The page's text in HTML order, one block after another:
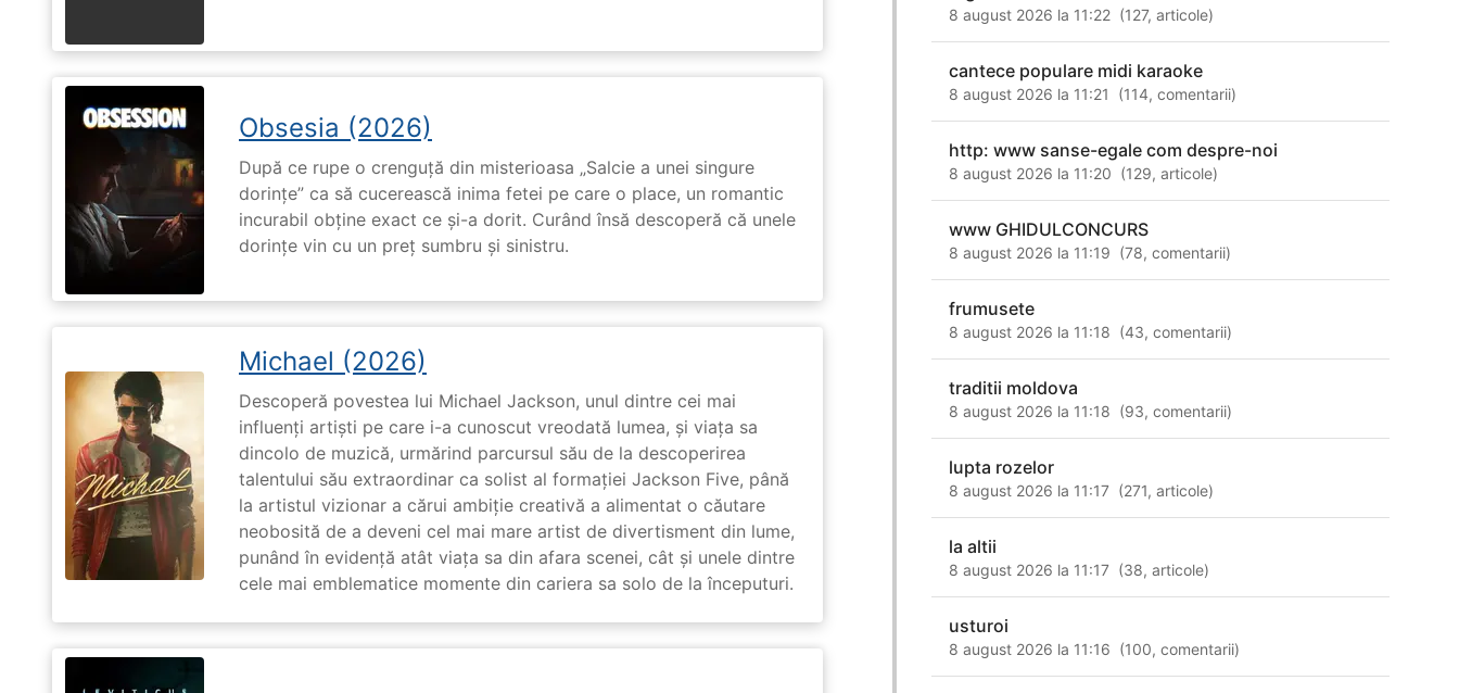
Obsesia (2026)
După ce rupe o crenguță din misterioasa „Salcie a unei singure
dorințe” ca să cucerească inima fetei pe care o place, un romantic
incurabil obține exact ce și-a dorit. Curând însă descoperă că unele
dorințe vin cu un preț sumbru și sinistru.
Michael (2026)
Descoperă povestea lui Michael Jackson, unul dintre cei mai
influenți artiști pe care i-a cunoscut vreodată lumea, și viața sa
dincolo de muzică, urmărind parcursul său de la descoperirea
talentului său extraordinar ca solist al formației Jackson Five, până
la artistul vizionar a cărui ambiție creativă a alimentat o căutare
neobosită de a deveni cel mai mare artist de divertisment din lume,
punând în evidență atât viața sa din afara scenei, cât și unele dintre
cele mai emblematice momente din cariera sa solo de la începuturi.
8 august 2026 la 11:22 (127,articole)
cantece populare midi karaoke
8 august 2026 la 11:21 (114,comentarii)
http: www sanse-egale com despre-noi
8 august 2026 la 11:20 (129,articole)
www GHIDULCONCURS
8 august 2026 la 11:19 (78,comentarii)
frumusete
8 august 2026 la 11:18 (43,comentarii)
traditii moldova
8 august 2026 la 11:18 (93,comentarii)
lupta rozelor
8 august 2026 la 11:17 (271,articole)
la altii
8 august 2026 la 11:17 (38,articole)
usturoi
8 august 2026 la 11:16 (100,comentarii)